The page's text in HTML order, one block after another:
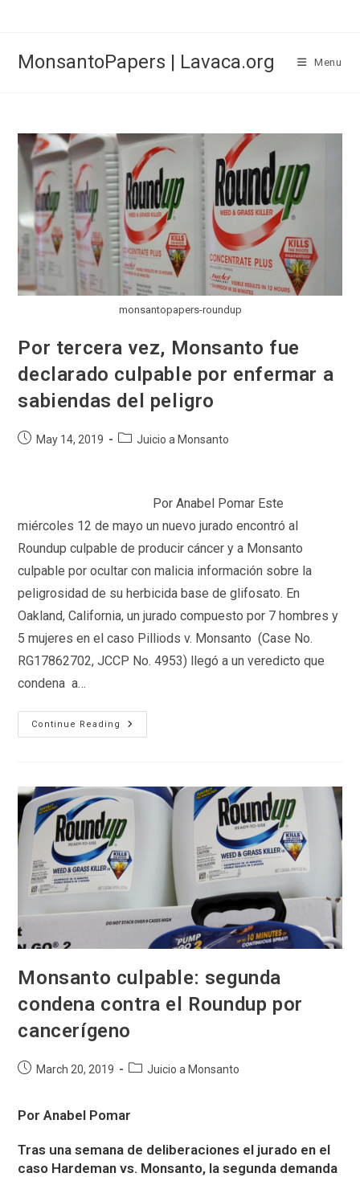
MonsantoPapers | Lavaca.org Menu
monsantopapers-roundup
Por tercera vez, Monsanto fue
declarado culpable por enfermar a
sabiendas del peligro
PostMay 14, 2019
PostJuicio a Monsanto
Por Anabel Pomar Este
miércoles 12 de mayo un nuevo jurado encontró al
Roundup culpable de producir cáncer y a Monsanto
culpable por ocultar con malicia información sobre la
peligrosidad de su herbicida base de glifosato. En
Oakland, California, un jurado compuesto por 7 hombres y
5 mujeres en el caso Pilliods v. Monsanto (Case No.
RG17862702, JCCP No. 4953) llegó a un veredicto que
condena a…
Continue Reading
Por
Tercera
Culpable
A
Sabiendas
Del
Peligro
Monsanto culpable: segunda
condena contra el Roundup por
cancerígeno
PostMarch 20, 2019
PostJuicio a Monsanto
Por Anabel Pomar
Tras una semana de deliberaciones el jurado en el
caso Hardeman vs. Monsanto, la segunda demanda